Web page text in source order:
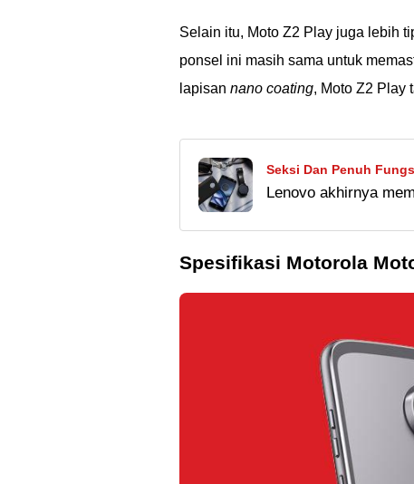
Selain itu, Moto Z2 Play juga lebih
ponsel ini masih sama untuk
lapisan nano coating, Moto Z2 Play
Seksi Dan Penuh
Indonesia!
Lenovo akhirnya
Spesifikasi Motorola